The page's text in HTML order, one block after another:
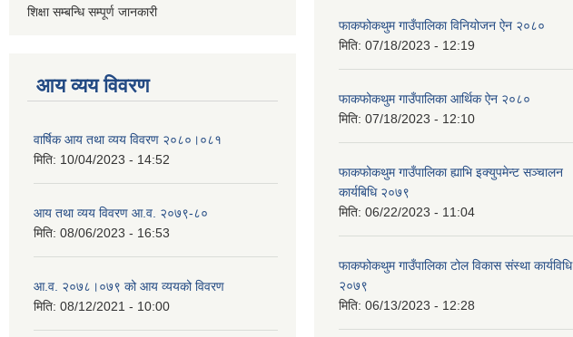
शिक्षा सम्बन्धि सम्पूर्ण जानकारी
आय व्यय विवरण
वार्षिक आय तथा व्यय विवरण २०८०।०८१
मिति: 10/04/2023 - 14:52
आय तथा व्यय विवरण आ.व. २०७९-८०
मिति: 08/06/2023 - 16:53
आ.व. २०७८।०७९ को आय व्ययको विवरण
मिति: 08/12/2021 - 10:00
फाकफोकथुम गाउँपालिका विनियोजन ऐन २०८०
मिति: 07/18/2023 - 12:19
फाकफोकथुम गाउँपालिका आर्थिक ऐन २०८०
मिति: 07/18/2023 - 12:10
फाकफोकथुम गाउँपालिका ह्याभि इक्युपमेन्ट सञ्चालन
कार्यबिधि २०७९
मिति: 06/22/2023 - 11:04
फाकफोकथुम गाउँपालिका टोल विकास संस्था कार्यविधि
२०७९
मिति: 06/13/2023 - 12:28